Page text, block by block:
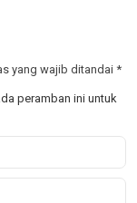
yang wajib ditandai *
peramban ini untuk